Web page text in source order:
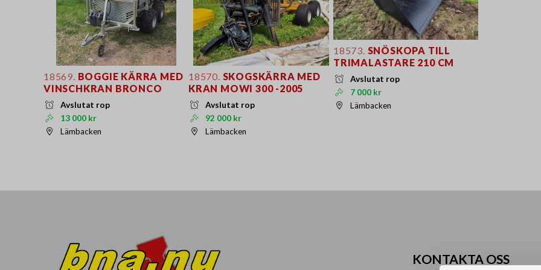
18569. BOGGIE KÄRRA MED
VINSCHKRAN BRONCO
Avslutat rop
13 000 kr
Lämbacken
18570. SKOGSKÄRRA MED
KRAN MOWI 300 -2005
Avslutat rop
92 000 kr
Lämbacken
18573. SNÖSKOPA TILL
TRIMALASTARE 210 CM
Avslutat rop
7 000 kr
Lämbacken
KONTAKTA OSS